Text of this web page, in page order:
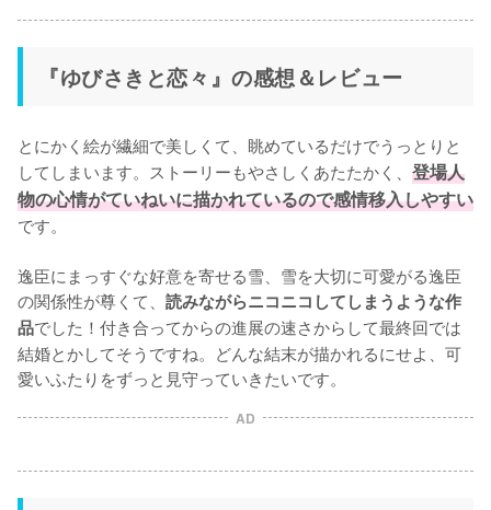
『ゆびさきと恋々』の感想＆レビュー
とにかく絵が繊細で美しくて、眺めているだけでうっとりと
してしまいます。ストーリーもやさしくあたたかく、 登場人
物の心情がていねいに描かれているので感情移入しやすい
です。
逸臣にまっすぐな好意を寄せる雪、雪を大切に可愛がる逸臣
の関係性が尊くて、 読みながらニコニコしてしまうような作
品でした！付き合ってからの進展の速さからして最終回では
結婚とかしてそうですね。どんな結末が描かれるにせよ、可
愛いふたりをずっと見守っていきたいです。
AD